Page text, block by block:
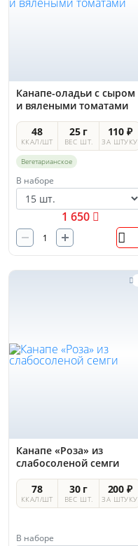
Канапе-оладьи с сыром
и вялеными томатами
48
ККАЛ/ШТ
25 г
ВЕС ШТ.
110 ₽
ЗА ШТУКУ
Вегетарианское
В наборе
1 650
Канапе «Роза» из
слабосоленой семги
78
ККАЛ/ШТ
30 г
ВЕС ШТ.
200 ₽
ЗА ШТУКУ
В наборе